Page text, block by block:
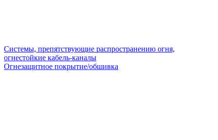
Системы, препятствующие распространению огня,
огнестойкие кабель-каналы
Огнезащитное покрытие/обшивка